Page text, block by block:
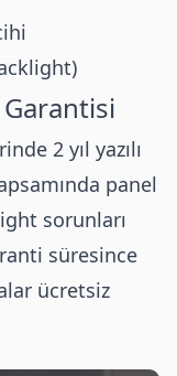
2 yıl yazılı
panel
sorunları
süresince
ücretsiz